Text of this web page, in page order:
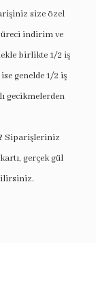
size özel
indirim ve
birlikte 1/2 iş
genelde 1/2 iş
gecikmelerden
Siparişleriniz
gerçek gül